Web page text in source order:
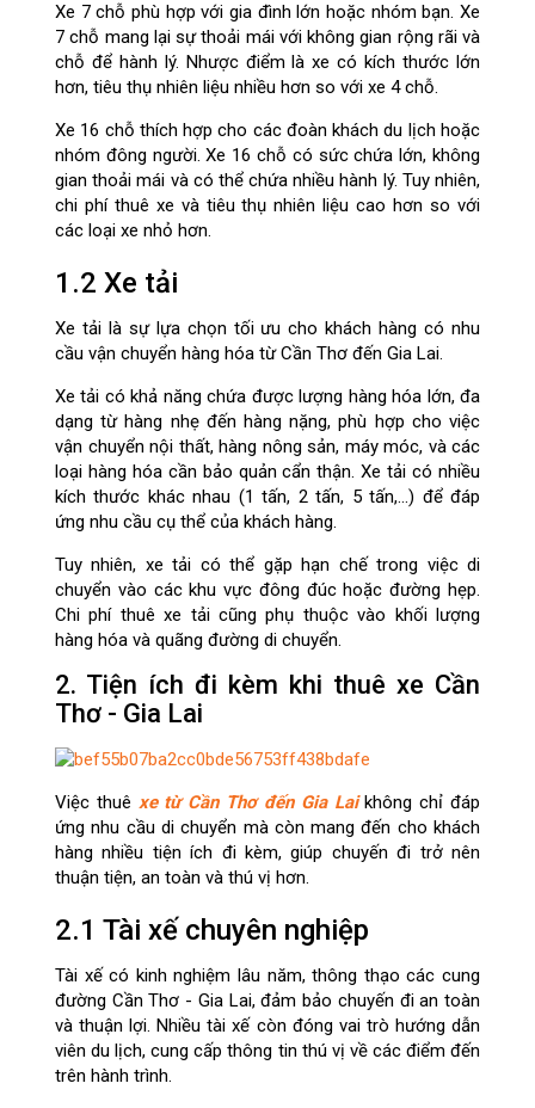
Xe 7 chỗ phù hợp với gia đình lớn hoặc nhóm bạn. Xe
7 chỗ mang lại sự thoải mái với không gian rộng rãi và
chỗ để hành lý. Nhược điểm là xe có kích thước lớn
hơn, tiêu thụ nhiên liệu nhiều hơn so với xe 4 chỗ.
Xe 16 chỗ thích hợp cho các đoàn khách du lịch hoặc
nhóm đông người. Xe 16 chỗ có sức chứa lớn, không
gian thoải mái và có thể chứa nhiều hành lý. Tuy nhiên,
chi phí thuê xe và tiêu thụ nhiên liệu cao hơn so với
các loại xe nhỏ hơn.
1.2 Xe tải
Xe tải là sự lựa chọn tối ưu cho khách hàng có nhu
cầu vận chuyển hàng hóa từ Cần Thơ đến Gia Lai.
Xe tải có khả năng chứa được lượng hàng hóa lớn, đa
dạng từ hàng nhẹ đến hàng nặng, phù hợp cho việc
vận chuyển nội thất, hàng nông sản, máy móc, và các
loại hàng hóa cần bảo quản cẩn thận. Xe tải có nhiều
kích thước khác nhau (1 tấn, 2 tấn, 5 tấn,...) để đáp
ứng nhu cầu cụ thể của khách hàng.
Tuy nhiên, xe tải có thể gặp hạn chế trong việc di
chuyển vào các khu vực đông đúc hoặc đường hẹp.
Chi phí thuê xe tải cũng phụ thuộc vào khối lượng
hàng hóa và quãng đường di chuyển.
2. Tiện ích đi kèm khi thuê xe Cần
Thơ - Gia Lai
Việc thuê xe từ Cần Thơ đến Gia Lai không chỉ đáp
ứng nhu cầu di chuyển mà còn mang đến cho khách
hàng nhiều tiện ích đi kèm, giúp chuyến đi trở nên
thuận tiện, an toàn và thú vị hơn.
2.1 Tài xế chuyên nghiệp
Tài xế có kinh nghiệm lâu năm, thông thạo các cung
đường Cần Thơ - Gia Lai, đảm bảo chuyến đi an toàn
và thuận lợi. Nhiều tài xế còn đóng vai trò hướng dẫn
viên du lịch, cung cấp thông tin thú vị về các điểm đến
trên hành trình.